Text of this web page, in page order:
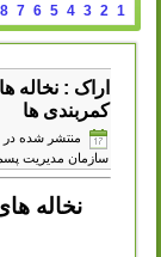
1
2
3
4
5
6
7
8
اراک :
کمربندی ها
منتشر شده در چهارشنبه,
سازمان مدیریت
نخاله